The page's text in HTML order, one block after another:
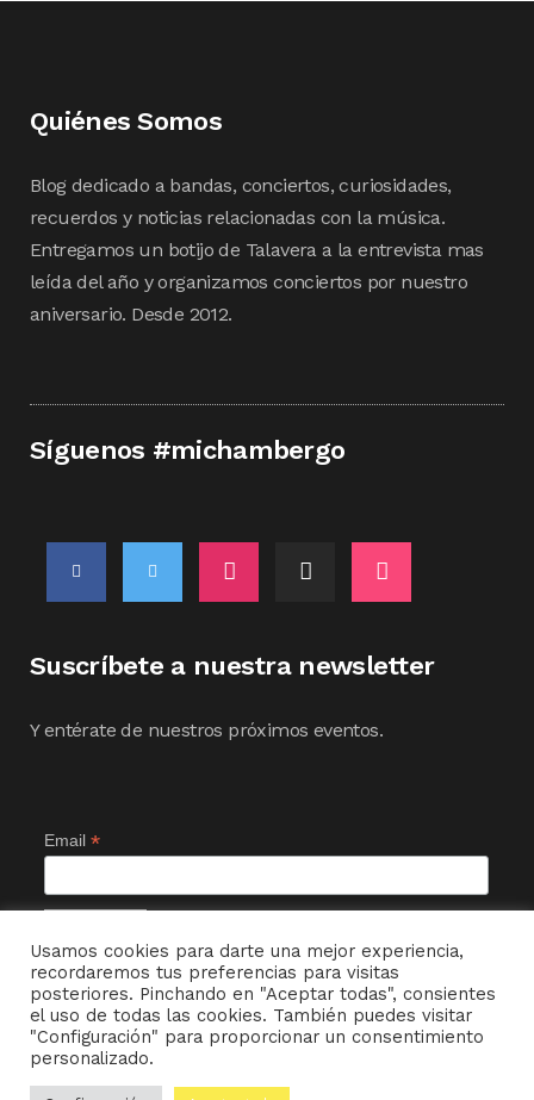
Quiénes Somos
Blog dedicado a bandas, conciertos, curiosidades,
recuerdos y noticias relacionadas con la música.
Entregamos un botijo de Talavera a la entrevista mas
leída del año y organizamos conciertos por nuestro
aniversario. Desde 2012.
Síguenos #michambergo
Suscríbete a nuestra newsletter
Y entérate de nuestros próximos eventos.
Email *
© MI CHAMBERGO DE ENTRETIEMPO ~ 2022
Usamos cookies para darte una mejor experiencia,
recordaremos tus preferencias para visitas
posteriores. Pinchando en "Aceptar todas", consientes
el uso de todas las cookies. También puedes visitar
"Configuración" para proporcionar un consentimiento
personalizado.